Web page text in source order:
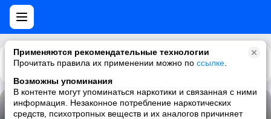
Применяются рекомендательные технологии
Прочитать правила их применении можно по ссылке
Возможны упоминания
В контенте могут упоминаться наркотики и связанная с ними
информация. Незаконное потребление наркотических
средств, психотропных веществ и их аналогов причиняет
Каталог Рекомендации
Lullaby